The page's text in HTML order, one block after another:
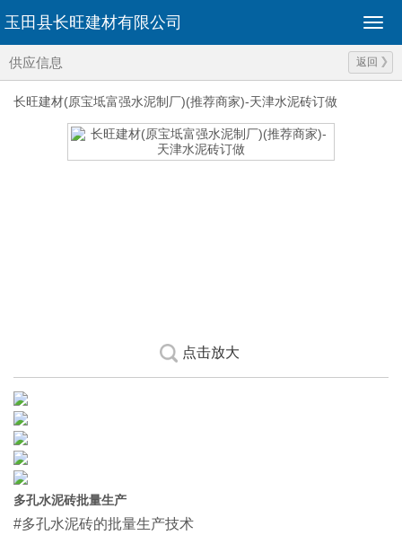
玉田县长旺建材有限公司
供应信息 返回
长旺建材(原宝坻富强水泥制厂)(推荐商家)-天津水泥砖订做
点击放大
多孔水泥砖批量生产
#多孔水泥砖的批量生产技术